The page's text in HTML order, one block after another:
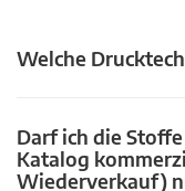
Welche
Darf ich die
Katalog
Wiederverkauf)